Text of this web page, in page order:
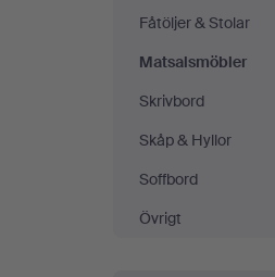
Fåtöljer & Stolar
Matsalsmöbler
Skrivbord
Skåp & Hyllor
Soffbord
Övrigt